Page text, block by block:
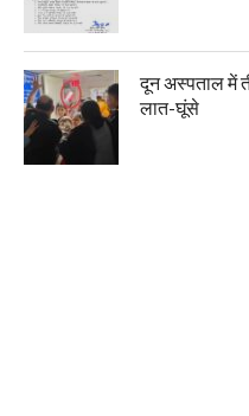
दून अस्पताल में
लात-घूंसे